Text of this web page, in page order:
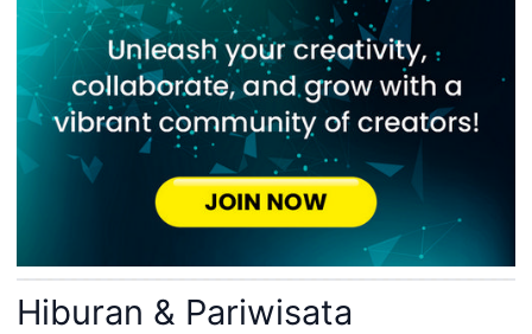
Hiburan & Pariwisata